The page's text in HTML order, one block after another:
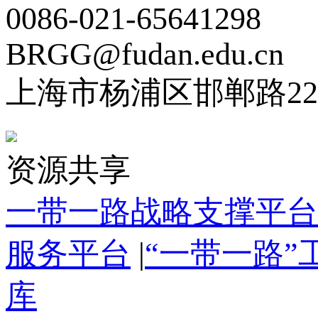
0086-021-65641298
BRGG@fudan.edu.cn
上海市杨浦区邯郸路
资源共享
一带一路战略支撑平台
服务平台 |“一带一路”
库